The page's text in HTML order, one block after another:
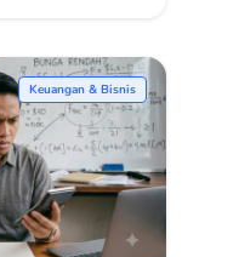
Keuangan & Bisnis